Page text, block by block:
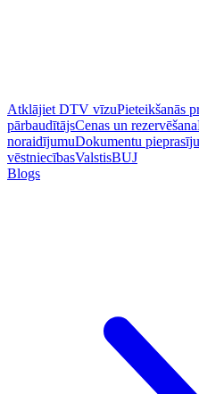
Atklājiet DTV vīzuPieteikšanās
pārbaudītājsCenas un rezervēšana
noraidījumuDokumentu
vēstniecībasValstisBUJ
Blogs